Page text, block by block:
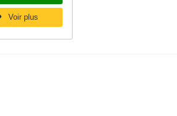
Voir plus